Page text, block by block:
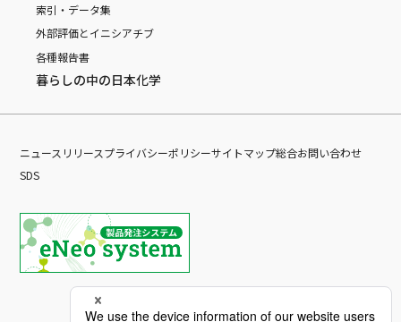
索引・データ集
外部評価とイニシアチブ
各種報告書
暮らしの中の日本化学
ニュースリリースプライバシーポリシーサイトマップ総合お問い合わせ
SDS